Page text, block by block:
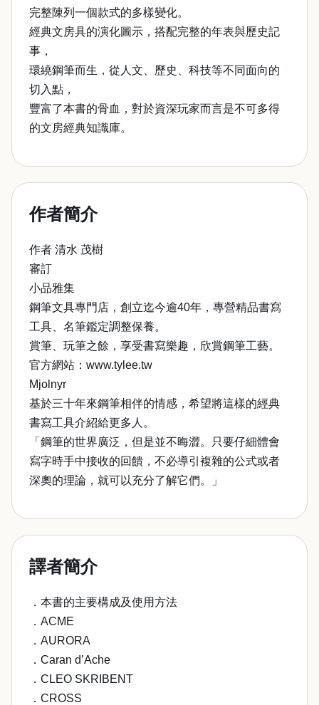
完整陳列一個款式的多樣變化。
經典文房具的演化圖示，搭配完整的年表與歷史記
事，
環繞鋼筆而生，從人文、歷史、科技等不同面向的
切入點，
豐富了本書的骨血，對於資深玩家而言是不可多得
的文房經典知識庫。
作者簡介
作者 清水 茂樹
審訂
小品雅集
鋼筆文具專門店，創立迄今逾40年，專營精品書寫
工具、名筆鑑定調整保養。
賞筆、玩筆之餘，享受書寫樂趣，欣賞鋼筆工藝。
官方網站：www.tylee.tw
Mjolnyr
基於三十年來鋼筆相伴的情感，希望將這樣的經典
書寫工具介紹給更多人。
「鋼筆的世界廣泛，但是並不晦澀。只要仔細體會
寫字時手中接收的回饋，不必導引複雜的公式或者
深奧的理論，就可以充分了解它們。」
譯者簡介
．本書的主要構成及使用方法
．ACME
．AURORA
．Caran d’Ache
．CLEO SKRIBENT
．CROSS